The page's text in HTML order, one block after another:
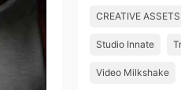
CREATIVE ASSETS
Studio Innate
Video Milkshake